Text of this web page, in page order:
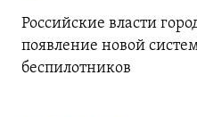
Российские власти
появление новой
беспилотников